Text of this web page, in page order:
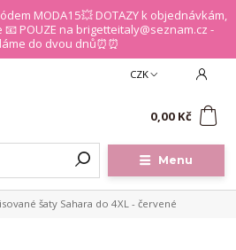
MODA15💥 DOTAZY k objednávkám,
POUZE na brigetteitaly@seznam.cz -
do dvou dnů⏰⏰
Menu
CZK
0,00 Kč
šaty Sahara do 4XL - červené